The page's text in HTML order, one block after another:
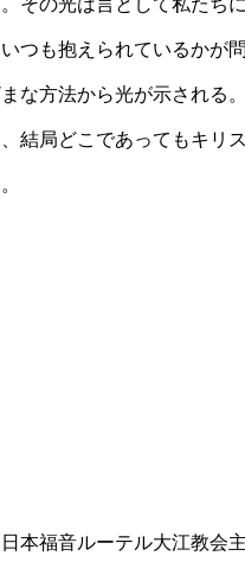
その光は言として私たち
つも抱えられているかが
な方法から光が示される
結局どこであってもキリ
本福音ルーテル大江教会